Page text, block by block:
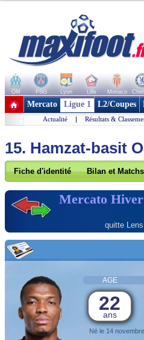
OM PSG Lyon Lille Monaco
+ de clubs
Mercato Ligue 1 L2/Coupes
Actualité | Résultats &
15. Hamzat-basit
Fiche d'identité Bilan et
Mercato Hiver
quitte
AGE
22
ans
Né le 14